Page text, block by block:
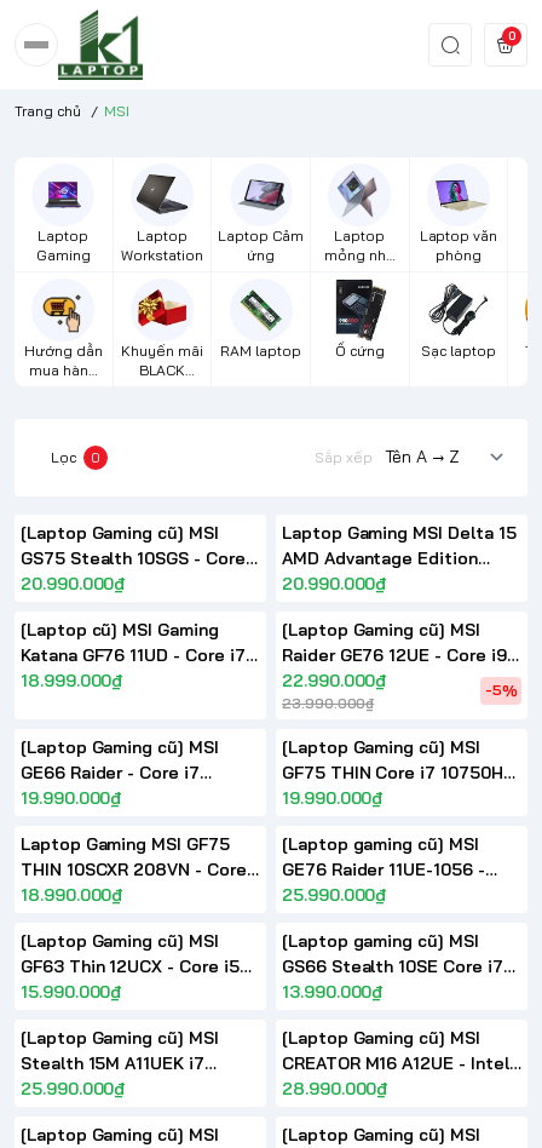
0
Trang chủ / MSI
Laptop
Gaming
Laptop
Workstation
Laptop Cảm
ứng
Laptop
mỏng nhẹ
Laptop văn
phòng
Hướng dẫn
mua hàng
Khuyến mãi
BLACK
RAM laptop Ổ cứng Sạc laptop
Lọc 0 Sắp xếp
[Laptop Gaming cũ] MSI
GS75 Stealth 10SGS - Core
i7 10875H RAM 32GB SSD
17.3inch 300Hz
20.990.000₫
Laptop Gaming MSI Delta 15
AMD Advantage Edition
RYZEN R7 5800H RADEON
20.990.000₫
[Laptop cũ] MSI Gaming
Katana GF76 11UD - Core i7-
11800H/ RAM 16GB/ 512GB
18.999.000₫
[Laptop Gaming cũ] MSI
Raider GE76 12UE - Core i9
12900H RTX 3060 17.3 inch
FHD 144Hz IPS
22.990.000₫
23.990.000₫
-5%
[Laptop Gaming cũ] MSI
GE66 Raider - Core i7
10875H RTX 2070 15.6 inch
19.990.000₫
[Laptop Gaming cũ] MSI
GF75 THIN Core i7 10750H
RTX 3060 17.3 inch FHD
19.990.000₫
Laptop Gaming MSI GF75
THIN 10SCXR 208VN - Core
i7 10750H GTX1650Ti 144Hz
18.990.000₫
[Laptop gaming cũ] MSI
GE76 Raider 11UE-1056 -
Intel Core i7-11800H RTX
25.990.000₫
[Laptop Gaming cũ] MSI
GF63 Thin 12UCX - Core i5
12450H RTX2050 15.6inch
15.990.000₫
[Laptop gaming cũ] MSI
GS66 Stealth 10SE Core i7
10850H RTX2060 15.6inch
13.990.000₫
[Laptop Gaming cũ] MSI
Stealth 15M A11UEK i7
11375H RTX 3060 15.6inch
25.990.000₫
[Laptop Gaming cũ] MSI
CREATOR M16 A12UE - Intel
Core i7-12700H RTX 3060 16
28.990.000₫
[Laptop Gaming cũ] MSI
[Laptop Gaming cũ] MSI